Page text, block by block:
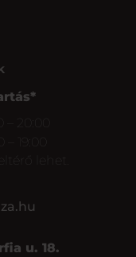
– 20:00
lehet.
u. 18.